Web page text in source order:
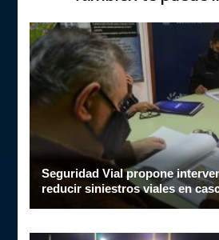
Seguridad Vial propone
reducir siniestros viales en